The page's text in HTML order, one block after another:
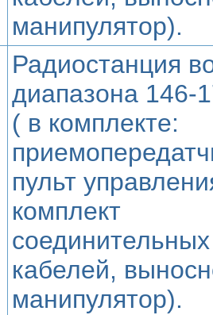
манипулятор).
Радиостанция
диапазона 146-
( в комплекте:
пульт
комплект
соединительных
кабелей,
манипулятор).